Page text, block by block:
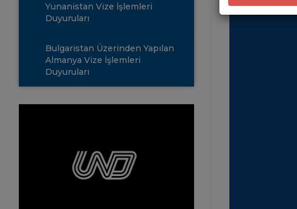
Yunanistan Vize İşlemleri
Duyuruları
Bulgaristan Üzerinden Yapılan
Almanya Vize İşlemleri
Duyuruları